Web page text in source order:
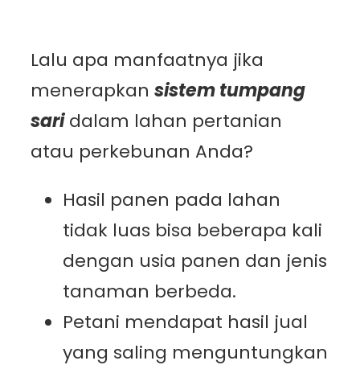
Lalu apa manfaatnya jika
menerapkan sistem tumpang
saridalam lahan pertanian
atau perkebunan Anda?
Hasil panen pada lahan
tidak luas bisa beberapa kali
dengan usia panen dan jenis
tanaman berbeda.
Petani mendapat hasil jual
yang saling menguntungkan